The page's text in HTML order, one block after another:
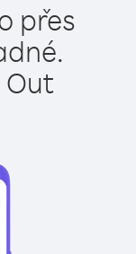
přes
Out